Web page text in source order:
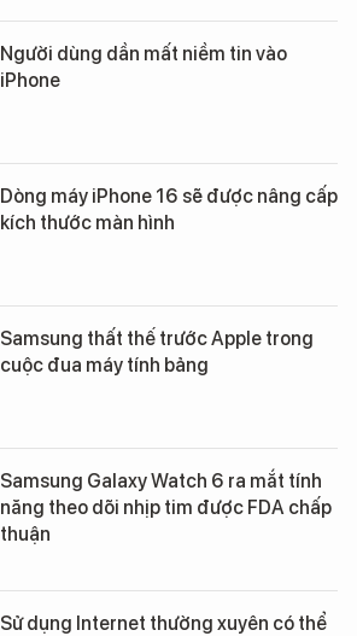
Người dùng dần mất niềm tin vào
iPhone
Dòng máy iPhone 16 sẽ được nâng cấp
kích thước màn hình
Samsung thất thế trước Apple trong
cuộc đua máy tính bảng
Samsung Galaxy Watch 6 ra mắt tính
năng theo dõi nhịp tim được FDA chấp
thuận
Sử dụng Internet thường xuyên có thể